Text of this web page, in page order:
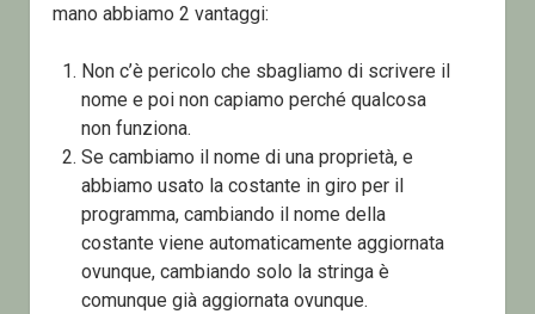
mano abbiamo 2 vantaggi:
Non c’è pericolo che sbagliamo di scrivere il
nome e poi non capiamo perché qualcosa
non funziona.
Se cambiamo il nome di una proprietà, e
abbiamo usato la costante in giro per il
programma, cambiando il nome della
costante viene automaticamente aggiornata
ovunque, cambiando solo la stringa è
comunque già aggiornata ovunque.